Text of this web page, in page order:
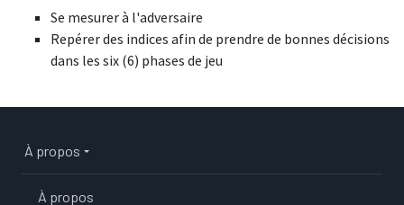
Se mesurer à l'adversaire
Repérer des indices afin de prendre de bonnes décisions
dans les six (6) phases de jeu
À propos
À propos